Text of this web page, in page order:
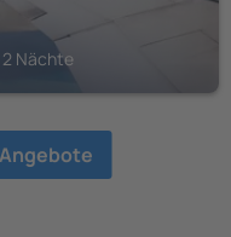
Nächte